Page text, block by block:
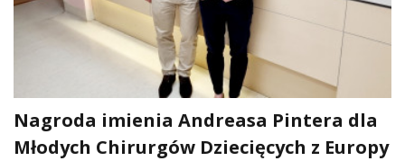
Nagroda imienia Andreasa Pintera dla
Młodych Chirurgów Dziecięcych z Europy